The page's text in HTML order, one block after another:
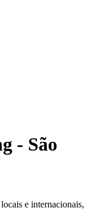
- São
e internacionais,